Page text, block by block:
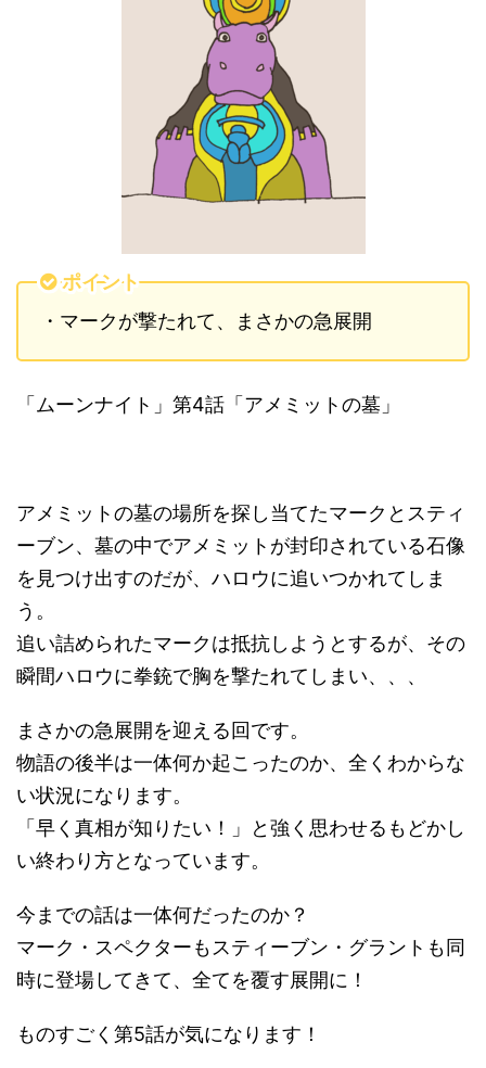
ポイント
・マークが撃たれて、まさかの急展開
「ムーンナイト」第4話「アメミットの墓」
アメミットの墓の場所を探し当てたマークとスティ
ーブン、墓の中でアメミットが封印されている石像
を見つけ出すのだが、ハロウに追いつかれてしま
う。
追い詰められたマークは抵抗しようとするが、その
瞬間ハロウに拳銃で胸を撃たれてしまい、、、
まさかの急展開を迎える回です。
物語の後半は一体何か起こったのか、全くわからな
い状況になります。
「早く真相が知りたい！」と強く思わせるもどかし
い終わり方となっています。
今までの話は一体何だったのか？
マーク・スペクターもスティーブン・グラントも同
時に登場してきて、全てを覆す展開に！
ものすごく第5話が気になります！